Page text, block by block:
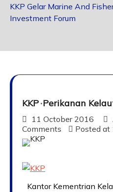
KKP Gelar Marine And
Investment Forum
KKP Perikanan
11 October 2016
Comments
Posted at
Kantor Kementrian